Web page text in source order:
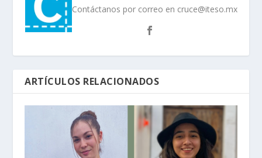
Contáctanos por correo en cruce@iteso.mx
ARTÍCULOS RELACIONADOS